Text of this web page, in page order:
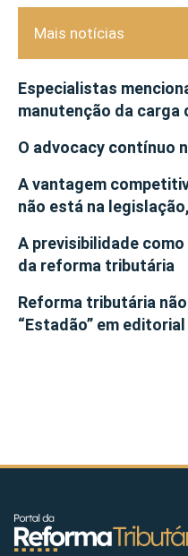
Mais notícias
Especialistas
manutenção da carga
O advocacy contínuo
A vantagem
não está na
A previsibilidade
da reforma tributária
Reforma tributária
“Estadão” em editorial